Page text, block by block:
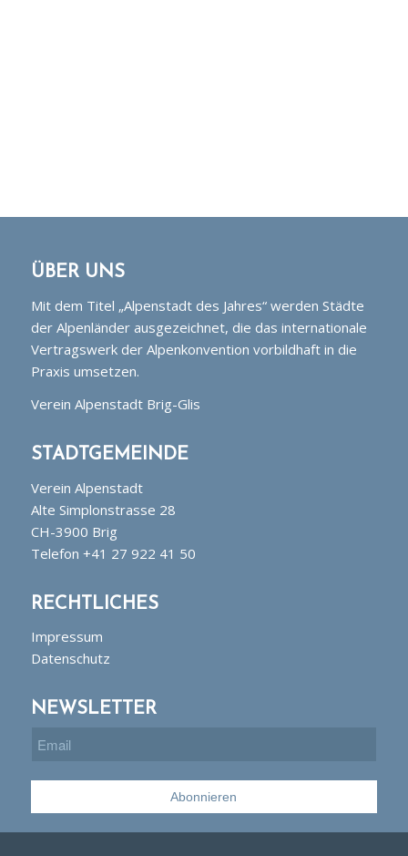
ÜBER UNS
Mit dem Titel „Alpenstadt des Jahres“ werden Städte
der Alpenländer ausgezeichnet, die das internationale
Vertragswerk der Alpenkonvention vorbildhaft in die
Praxis umsetzen.
Verein Alpenstadt Brig-Glis
STADTGEMEINDE
Verein Alpenstadt
Alte Simplonstrasse 28
CH-3900 Brig
Telefon +41 27 922 41 50
RECHTLICHES
Impressum
Datenschutz
NEWSLETTER